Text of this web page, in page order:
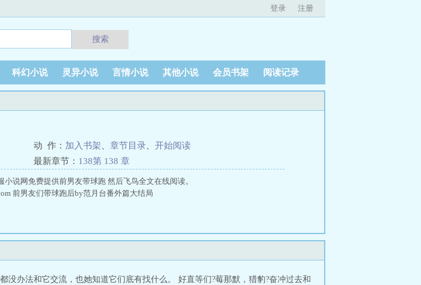
登录 注册
搜索
科幻小说 灵异小说 言情小说 其他小说 会员书架 阅读记录
动 作： 加入书架 章节目录
开始阅读
最新章节： 138第 138 章
说网免费提供前男友带球跑 然后飞鸟全文在线阅读。
前男友们带球跑后by范月台番外篇大结局
办法和它交流，也她知道它们底有找什么。 好直等们?莓那默，猎豹?奋冲过去和